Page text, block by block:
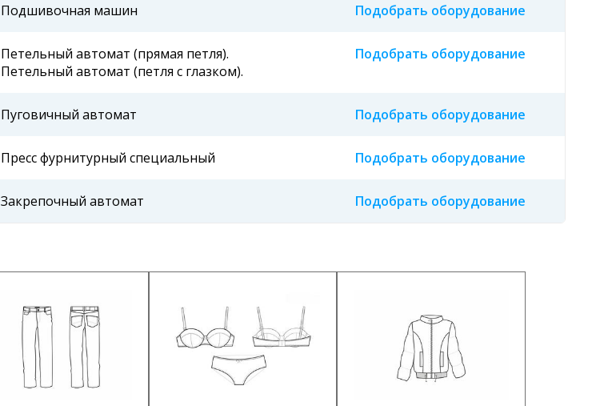
Подшивочная машин Подобрать оборудование
Петельный автомат (прямая петля).
Петельный автомат (петля с глазком).
Подобрать оборудование
Пуговичный автомат Подобрать оборудование
Пресс фурнитурный специальный Подобрать оборудование
Закрепочный автомат Подобрать оборудование